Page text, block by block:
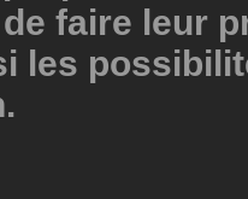
faire leur
les